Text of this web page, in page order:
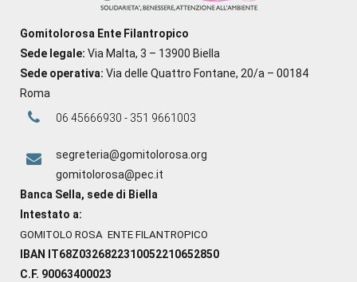
Gomitolorosa Ente Filantropico
Sede legale: Via Malta, 3 – 13900 Biella
Sede operativa: Via delle Quattro Fontane, 20/a – 00184
Roma
06 45666930 - 351 9661003
segreteria@gomitolorosa.org
gomitolorosa@pec.it
Banca Sella, sede di Biella
Intestato a:
GOMITOLO ROSA ENTE FILANTROPICO
IBAN IT68Z0326822310052210652850
C.F. 90063400023